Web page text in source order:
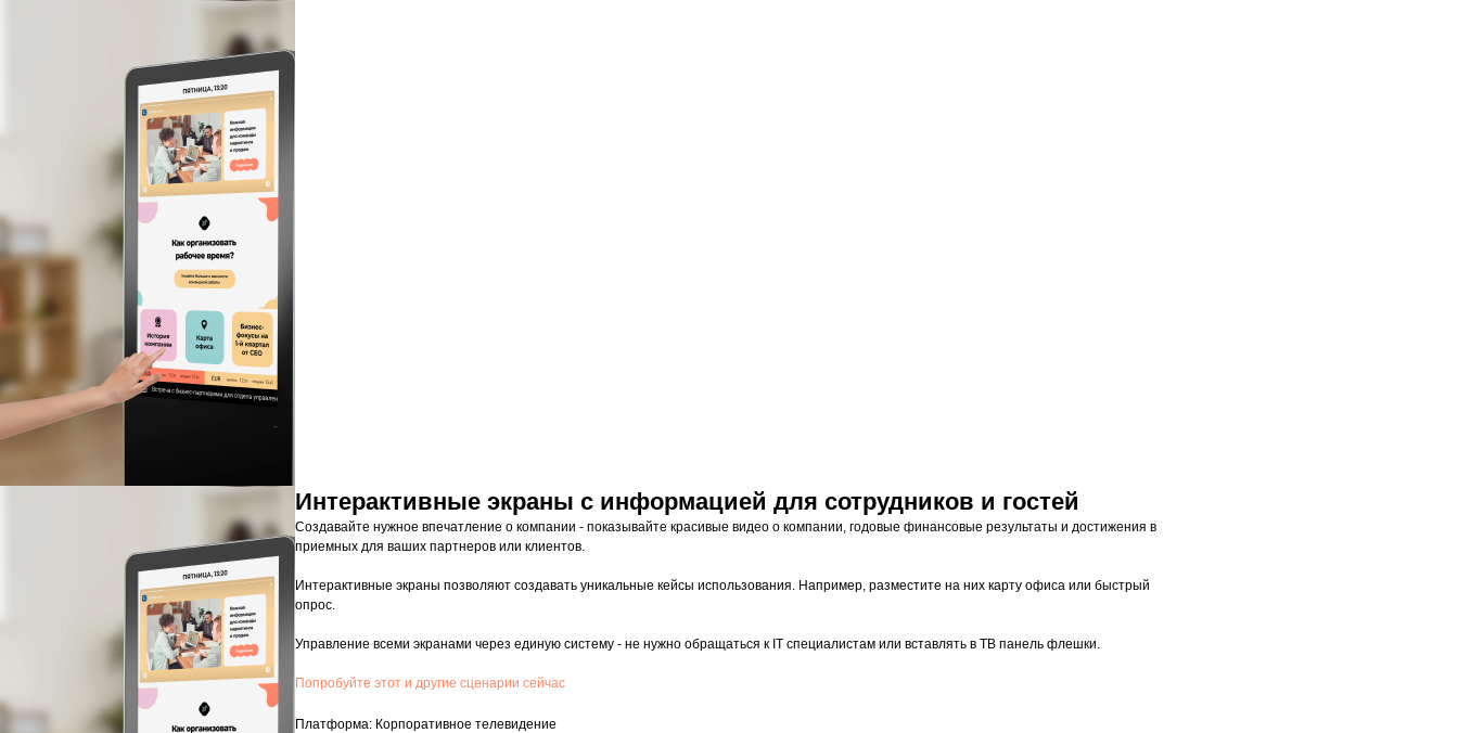
Интерактивные экраны с информацией для сотрудников и гостей
Создавайте нужное впечатление о компании - показывайте красивые видео о компании, годовые финансовые результаты и достижения в
приемных для ваших партнеров или клиентов.
Интерактивные экраны позволяют создавать уникальные кейсы использования. Например, разместите на них карту офиса или быстрый
опрос.
Управление всеми экранами через единую систему - не нужно обращаться к IT специалистам или вставлять в ТВ панель флешки.
Попробуйте этот и другие сценарии сейчас
Платформа: Корпоративное телевидение